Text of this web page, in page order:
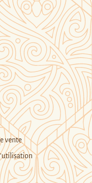
vente